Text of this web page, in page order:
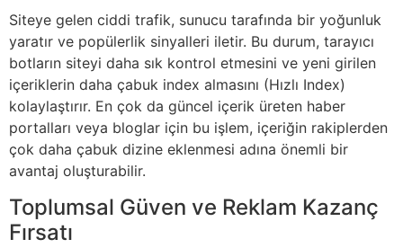
Siteye gelen ciddi trafik, sunucu tarafında bir yoğunluk
yaratır ve popülerlik sinyalleri iletir. Bu durum, tarayıcı
botların siteyi daha sık kontrol etmesini ve yeni girilen
içeriklerin daha çabuk index almasını (Hızlı Index)
kolaylaştırır. En çok da güncel içerik üreten haber
portalları veya bloglar için bu işlem, içeriğin rakiplerden
çok daha çabuk dizine eklenmesi adına önemli bir
avantaj oluşturabilir.
Toplumsal Güven ve Reklam Kazanç
Fırsatı